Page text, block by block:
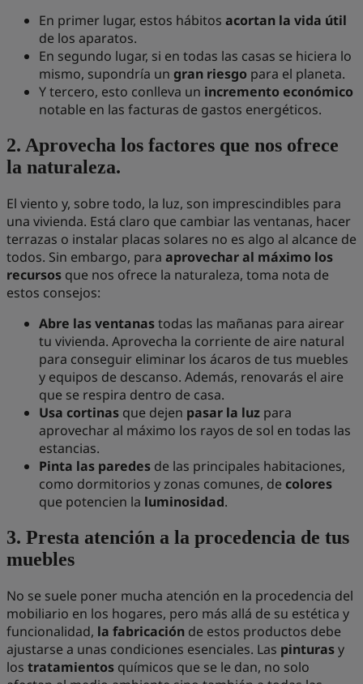
En primer lugar, estos hábitos acortan la vida útil
de los aparatos.
En segundo lugar, si en todas las casas se hiciera lo
mismo, supondría un gran riesgo para el planeta.
Y tercero, esto conlleva un incremento económico
notable en las facturas de gastos energéticos.
2. Aprovecha los factores que nos ofrece
la naturaleza.
El viento y, sobre todo, la luz, son imprescindibles para
una vivienda. Está claro que cambiar las ventanas, hacer
terrazas o instalar placas solares no es algo al alcance de
todos. Sin embargo, para aprovechar al máximo los
recursos que nos ofrece la naturaleza, toma nota de
estos consejos:
Abre las ventanastodas las mañanas para airear
tu vivienda. Aprovecha la corriente de aire natural
para conseguir eliminar los ácaros de tus muebles
y equipos de descanso. Además, renovarás el aire
que se respira dentro de casa.
Usa cortinas que dejen pasar la luz para
aprovechar al máximo los rayos de sol en todas las
estancias.
Pinta las paredes de las principales habitaciones,
como dormitorios y zonas comunes, de colores
que potencien la luminosidad.
3. Presta atención a la procedencia de tus
muebles
No se suele poner mucha atención en la procedencia del
mobiliario en los hogares, pero más allá de su estética y
funcionalidad, la fabricación de estos productos debe
ajustarse a unas condiciones esenciales. Las pinturasy
los tratamientos químicos que se le dan, no solo